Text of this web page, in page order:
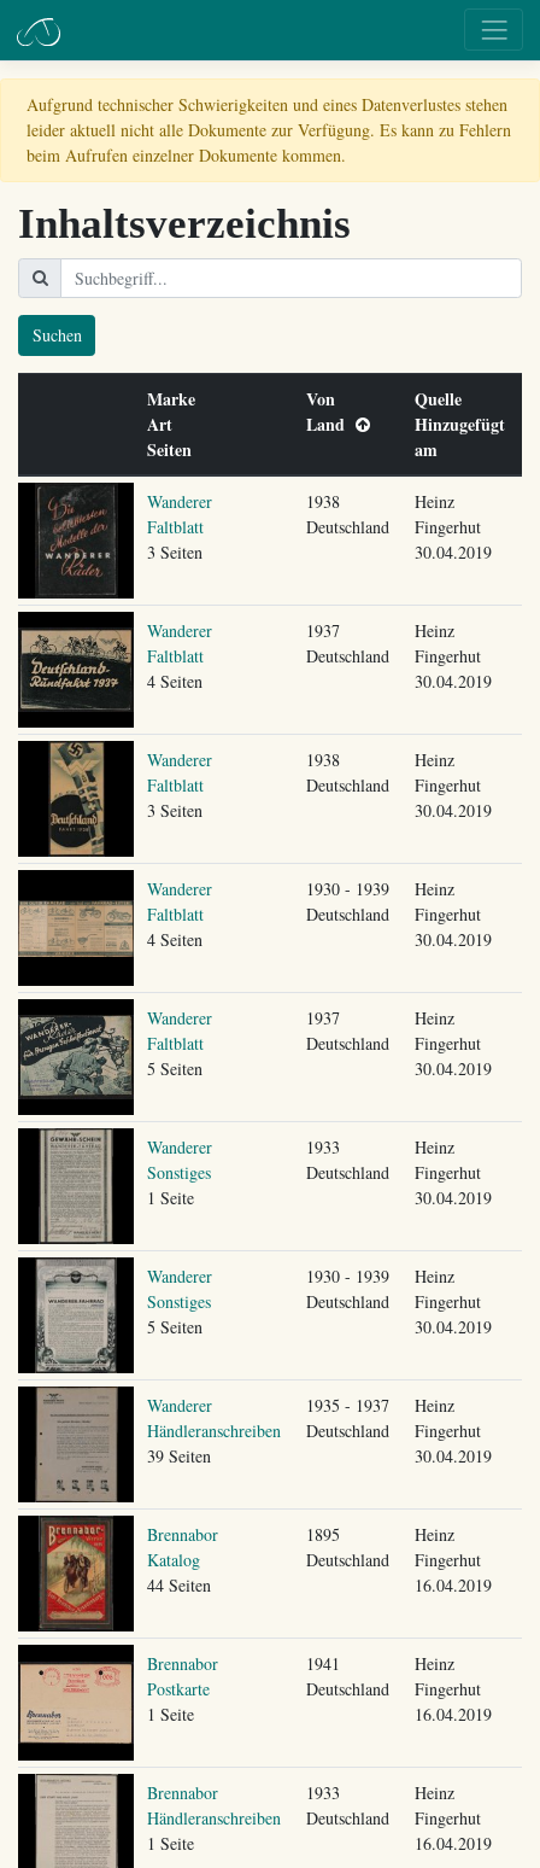
Aufgrund technischer Schwierigkeiten und eines Datenverlustes stehen
leider aktuell nicht alle Dokumente zur Verfügung. Es kann zu Fehlern
beim Aufrufen einzelner Dokumente kommen.
Inhaltsverzeichnis
Suchen
Marke
Art
Seiten
Von
Land
Quelle
Hinzugefügt
am
Wanderer
Faltblatt
3 Seiten
1938
Deutschland
Heinz
Fingerhut
30.04.2019
Wanderer
Faltblatt
4 Seiten
1937
Deutschland
Heinz
Fingerhut
30.04.2019
Wanderer
Faltblatt
3 Seiten
1938
Deutschland
Heinz
Fingerhut
30.04.2019
Wanderer
Faltblatt
4 Seiten
1930 - 1939
Deutschland
Heinz
Fingerhut
30.04.2019
Wanderer
Faltblatt
5 Seiten
1937
Deutschland
Heinz
Fingerhut
30.04.2019
Wanderer
Sonstiges
1 Seite
1933
Deutschland
Heinz
Fingerhut
30.04.2019
Wanderer
Sonstiges
5 Seiten
1930 - 1939
Deutschland
Heinz
Fingerhut
30.04.2019
Wanderer
Händleranschreiben
39 Seiten
1935 - 1937
Deutschland
Heinz
Fingerhut
30.04.2019
Brennabor
Katalog
44 Seiten
1895
Deutschland
Heinz
Fingerhut
16.04.2019
Brennabor
Postkarte
1 Seite
1941
Deutschland
Heinz
Fingerhut
16.04.2019
Brennabor
Händleranschreiben
1 Seite
1933
Deutschland
Heinz
Fingerhut
16.04.2019